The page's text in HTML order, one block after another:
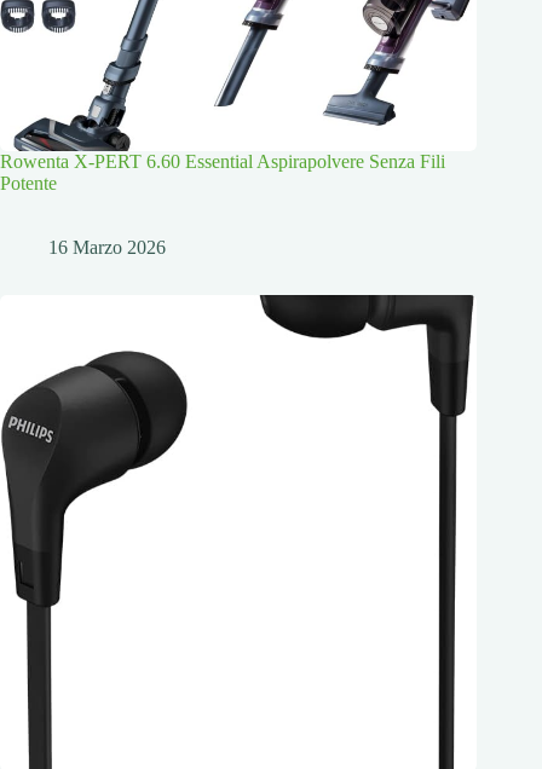
Rowenta X-PERT 6.60 Essential Aspirapolvere Senza Fili
Potente
16 Marzo 2026